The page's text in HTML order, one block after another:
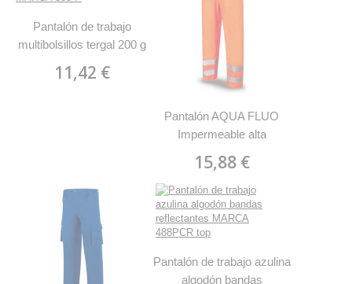
Pantalón de trabajo
multibolsillos tergal 200 g
11,42 €
Pantalón AQUA FLUO
Impermeable alta
PAF
15,88 €
Pantalón de trabajo azulina
algodón bandas